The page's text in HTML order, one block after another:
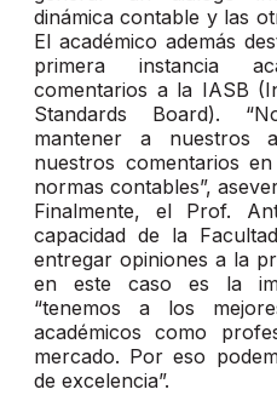
dinámica contable y las
El académico además
primera instancia
comentarios a la IASB
Standards Board).
mantener a nuestros
nuestros comentarios
normas contables”,
Finalmente, el Prof.
capacidad de la
entregar opiniones a la
en este caso es la
“tenemos a los
académicos como
mercado. Por eso
de excelencia”.